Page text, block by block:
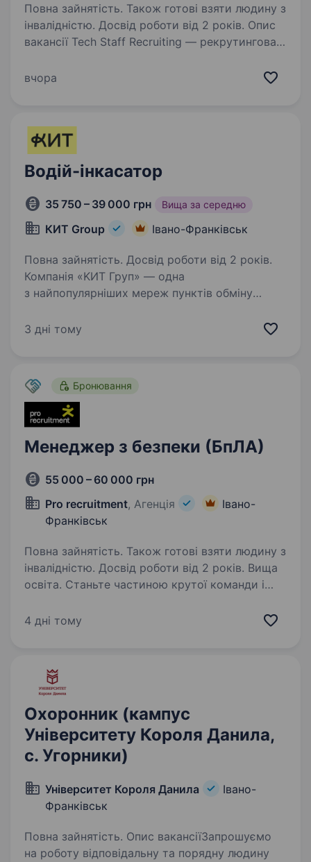
Повна зайнятість. Також готові взяти людину з
інвалідністю. Досвід роботи від 2 років. Опис
вакансії Tech Staff Recruiting — рекрутингова
супроводжуємо підбір персоналу від
конфіденційності та…
вчора
Водій-інкасатор
35 750 – 39 000 грн Вища за середню
КИТ Group Івано-Франківськ
Повна зайнятість. Досвід роботи від 2 років.
Компанія «KИТ Груп» — одна
з найпопулярніших мереж пунктів обміну
надання комплексу фінансових послуг:
3 дні тому
Бронювання
Менеджер з безпеки (БпЛА)
55 000 – 60 000 грн
Pro recruitment, Агенція
Івано-
Франківськ
Повна зайнятість. Також готові взяти людину з
інвалідністю. Досвід роботи від 2 років. Вища
освіта. Станьте частиною крутої команди і
Функціональні обов’язки: Проведення
Проведення планових або…
4 дні тому
Охоронник (кампус
Університету Короля Данила,
с. Угорники)
Університет Короля Данила
Івано-
Франківськ
Повна зайнятість. Опис вакансіїЗапрошуємо
на роботу відповідальну та порядну людину